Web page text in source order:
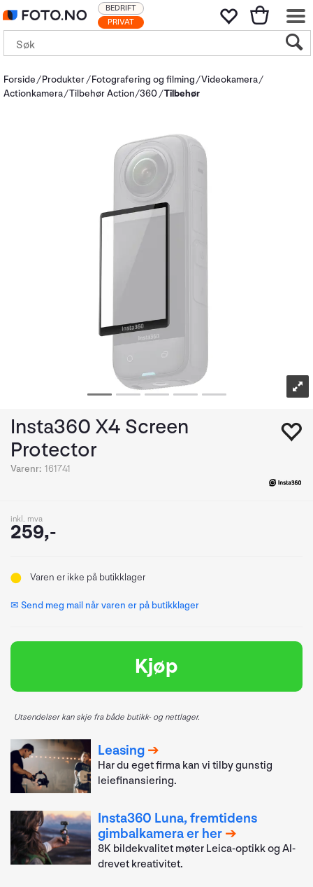
PRIVAT
BEDRIFT
Forside Produkter Fotografering og filming Videokamera
Actionkamera Tilbehør Action/360 Tilbehør
Insta360 X4 Screen
Protector
Varenr: 161741
inkl. mva
259,-
Varen er ikke på butikklager
✉ Send meg mail når varen er på butikklager
Kjøp
Utsendelser kan skje fra både butikk- og nettlager.
Leasing
Har du eget firma kan vi tilby gunstig
leiefinansiering.
Insta360 Luna, fremtidens
gimbalkamera er her
8K bildekvalitet møter Leica-optikk og AI-
drevet kreativitet.